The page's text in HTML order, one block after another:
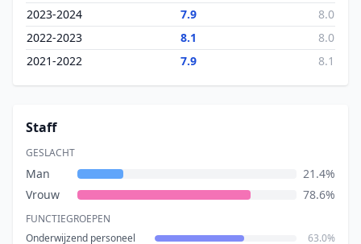
2023-2024 7.9
8.0
2022-2023
8.1
8.0
2021-2022
7.9 8.1
Staff
GESLACHT
Man
21.4%
Vrouw
78.6%
FUNCTIEGROEPEN
Onderwijzend personeel
63.0%